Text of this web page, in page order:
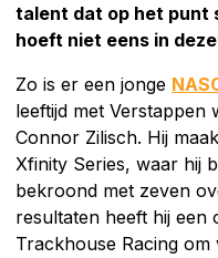
talent dat op het punt
hoeft niet eens in
Zo is er een jonge
leeftijd met Verstappen
Connor Zilisch. Hij
Xfinity Series, waar hij
bekroond met zeven
resultaten heeft hij een
Trackhouse Racing